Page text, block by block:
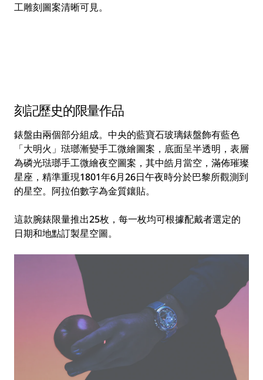
工雕刻圖案清晰可見。
刻記歷史的限量作品
錶盤由兩個部分組成。中央的藍寶石玻璃錶盤飾有藍色
「大明火」琺瑯漸變手工微繪圖案，底面呈半透明，表層
為磷光琺瑯手工微繪夜空圖案，其中皓月當空，滿佈璀璨
星座，精準重現1801年6月26日午夜時分於巴黎所觀測到
的星空。阿拉伯數字為金質鑲貼。
這款腕錶限量推出25枚，每一枚均可根據配戴者選定的
日期和地點訂製星空圖。